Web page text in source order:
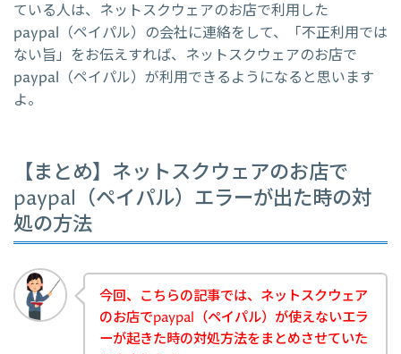
ている人は、ネットスクウェアのお店で利用した
paypal（ペイパル）の会社に連絡をして、「不正利用では
ない旨」をお伝えすれば、ネットスクウェアのお店で
paypal（ペイパル）が利用できるようになると思います
よ。
【まとめ】ネットスクウェアのお店で
paypal（ペイパル）エラーが出た時の対
処の方法
今回、こちらの記事では、ネットスクウェア
のお店でpaypal（ペイパル）が使えないエラ
ーが起きた時の対処方法をまとめさせていた